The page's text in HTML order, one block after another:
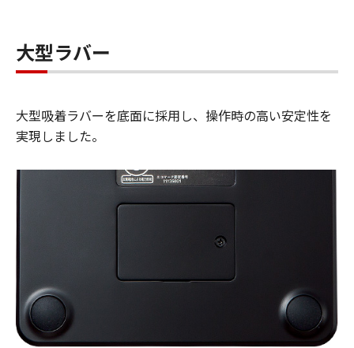
大型ラバー
大型吸着ラバーを底面に採用し、操作時の高い安定性を
実現しました。